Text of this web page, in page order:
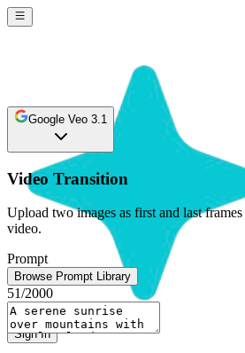
Sign In
Google Veo 3.1
Video Transition
Upload two images as first and last
video.
Prompt
Browse Prompt Library
51/2000